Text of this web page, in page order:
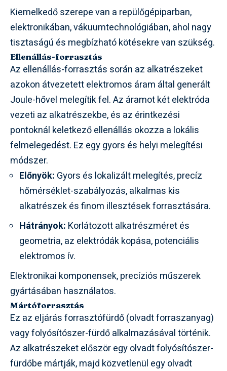
Kiemelkedő szerepe van a repülőgépiparban,
elektronikában, vákuumtechnológiában, ahol nagy
tisztaságú és megbízható kötésekre van szükség.
Ellenállás-forrasztás
Az ellenállás-forrasztás során az alkatrészeket
azokon átvezetett elektromos áram által generált
Joule-hővel melegítik fel. Az áramot két elektróda
vezeti az alkatrészekbe, és az érintkezési
pontoknál keletkező ellenállás okozza a lokális
felmelegedést. Ez egy gyors és helyi melegítési
módszer.
Előnyök: Gyors és lokalizált melegítés, precíz
hőmérséklet-szabályozás, alkalmas kis
alkatrészek és finom illesztések forrasztására.
Hátrányok: Korlátozott alkatrészméret és
geometria, az elektródák kopása, potenciális
elektromos ív.
Elektronikai komponensek, precíziós műszerek
gyártásában használatos.
Mártóforrasztás
Ez az eljárás forrasztófürdő (olvadt forraszanyag)
vagy folyósítószer-fürdő alkalmazásával történik.
Az alkatrészeket először egy olvadt folyósítószer-
fürdőbe mártják, majd közvetlenül egy olvadt